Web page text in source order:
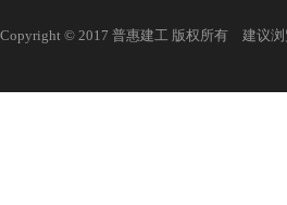
Copyright © 2017 普惠建工 版权所有 建议